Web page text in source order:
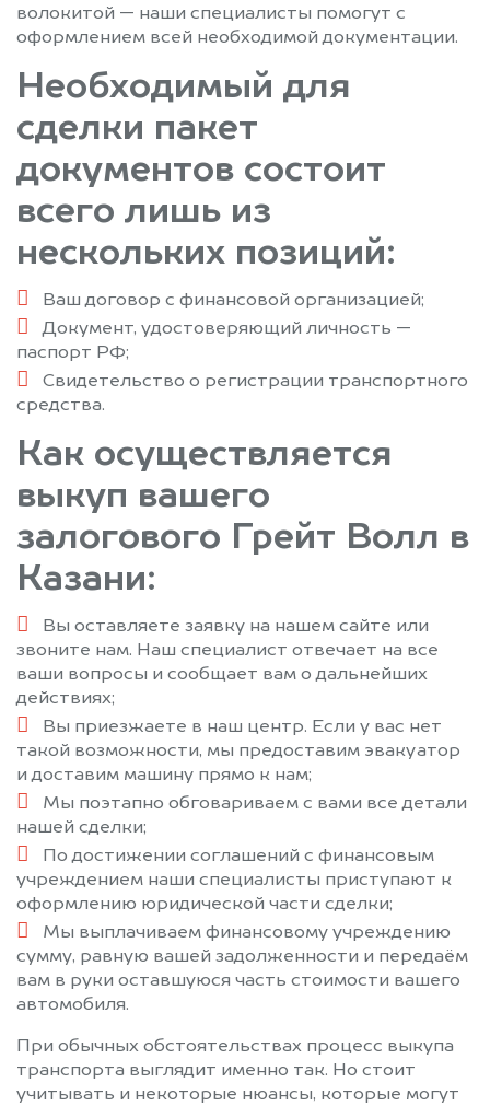
волокитой — наши специалисты помогут с
оформлением всей необходимой документации.
Необходимый для
сделки пакет
документов состоит
всего лишь из
нескольких позиций:
Ваш договор с финансовой организацией;
Документ, удостоверяющий личность —
паспорт РФ;
Свидетельство о регистрации транспортного
средства.
Как осуществляется
выкуп вашего
залогового Грейт Волл в
Казани:
Вы оставляете заявку на нашем сайте или
звоните нам. Наш специалист отвечает на все
ваши вопросы и сообщает вам о дальнейших
действиях;
Вы приезжаете в наш центр. Если у вас нет
такой возможности, мы предоставим эвакуатор
и доставим машину прямо к нам;
Мы поэтапно обговариваем с вами все детали
нашей сделки;
По достижении соглашений с финансовым
учреждением наши специалисты приступают к
оформлению юридической части сделки;
Мы выплачиваем финансовому учреждению
сумму, равную вашей задолженности и передаём
вам в руки оставшуюся часть стоимости вашего
автомобиля.
При обычных обстоятельствах процесс выкупа
транспорта выглядит именно так. Но стоит
учитывать и некоторые нюансы, которые могут